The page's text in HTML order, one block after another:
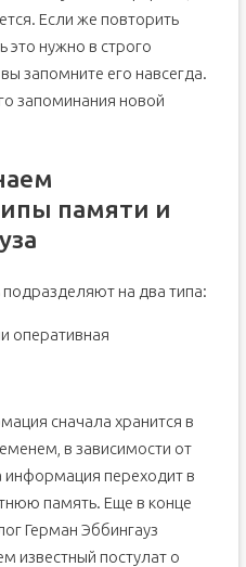
слова: методики, советы
на английском
слова – методики и
схемы и карты
Если же повторить
это нужно в строго
запомните его навсегда.
запоминания новой
памяти и
на два типа:
оперативная
сначала хранится в
в зависимости от
информация переходит в
память. Еще в конце
Герман Эббингауз
известный постулат о